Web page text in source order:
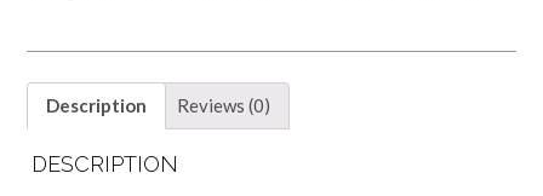
Description Reviews (0)
DESCRIPTION